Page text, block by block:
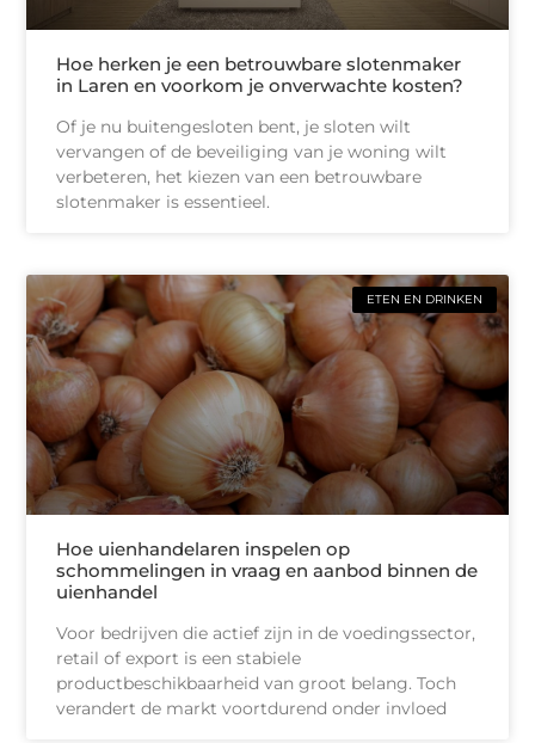
Hoe herken je een betrouwbare slotenmaker
in Laren en voorkom je onverwachte kosten?
Of je nu buitengesloten bent, je sloten wilt
vervangen of de beveiliging van je woning wilt
verbeteren, het kiezen van een betrouwbare
slotenmaker is essentieel.
ETEN EN DRINKEN
Hoe uienhandelaren inspelen op
schommelingen in vraag en aanbod binnen de
uienhandel
Voor bedrijven die actief zijn in de voedingssector,
retail of export is een stabiele
productbeschikbaarheid van groot belang. Toch
verandert de markt voortdurend onder invloed